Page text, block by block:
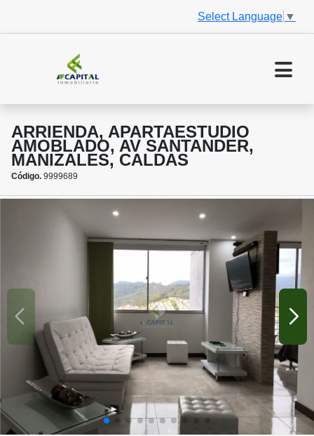
Select Language ▼
ARRIENDA, APARTAESTUDIO
AMOBLADO, AV SANTANDER,
MANIZALES, CALDAS
Código. 9999689